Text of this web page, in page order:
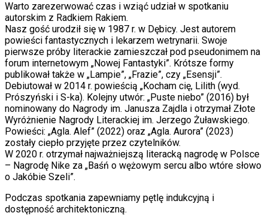
Warto zarezerwować czas i wziąć udział w spotkaniu
autorskim z Radkiem Rakiem.
Nasz gość urodził się w 1987 r. w Dębicy. Jest autorem
powieści fantastycznych i lekarzem wetrynarii. Swoje
pierwsze próby literackie zamieszczał pod pseudonimem na
forum internetowym „Nowej Fantastyki”. Krótsze formy
publikował także w „Lampie”, „Frazie”, czy „Esensji”.
Debiutował w 2014 r. powieścią „Kocham cię, Lilith (wyd.
Prószyński i S-ka). Kolejny utwór: „Puste niebo” (2016) był
nominowany do Nagrody im. Janusza Zajdla i otrzymał Złote
Wyróżnienie Nagrody Literackiej im. Jerzego Żuławskiego.
Powieści: „Agla. Alef” (2022) oraz „Agla. Aurora” (2023)
zostały ciepło przyjęte przez czytelników.
W 2020 r. otrzymał najważniejszą literacką nagrodę w Polsce
– Nagrodę Nike za „Baśń o wężowym sercu albo wtóre słowo
o Jakóbie Szeli”.
Podczas spotkania zapewniamy pętlę indukcyjną i
dostępność architektoniczną.